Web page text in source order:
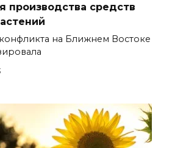
производства средств
на Ближнем Востоке